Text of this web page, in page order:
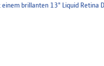
brillanten 13" Liquid